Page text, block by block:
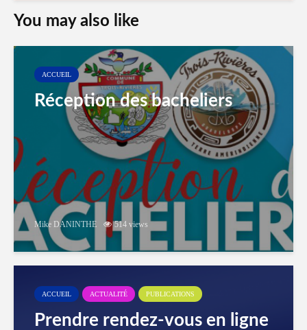
You may also like
ACCUEIL
Réception des bacheliers
Mike DANINTHE 514 views
ACCUEIL ACTUALITÉ PUBLICATIONS
Prendre rendez-vous en ligne